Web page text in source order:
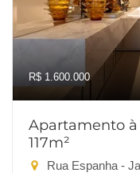
R$ 1.600.000
Apartamento à
117m²
Rua Espanha -